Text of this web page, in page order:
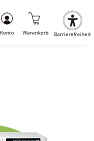
Konto Warenkorb Barrierefreiheit